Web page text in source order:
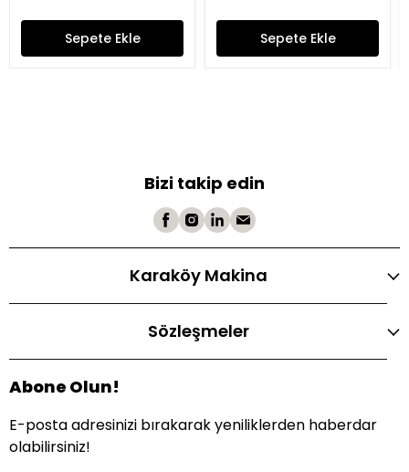
Sepete Ekle Sepete Ekle
Bizi takip edin
Karaköy Makina
Sözleşmeler
Abone Olun!
E-posta adresinizi bırakarak yeniliklerden haberdar
olabilirsiniz!